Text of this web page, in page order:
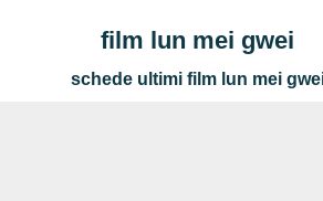
film lun mei gwei
schede ultimi film lun mei